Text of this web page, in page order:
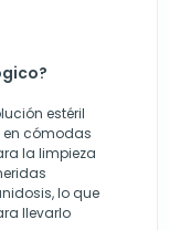
estéril
en cómodas
la limpieza
lo que
llevarlo